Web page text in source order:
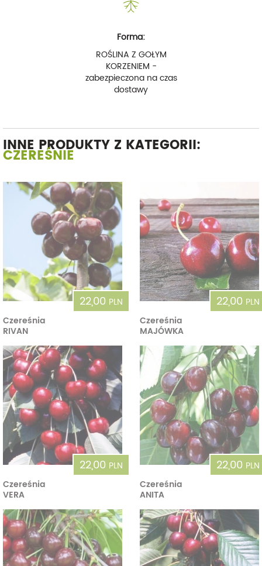
Forma:
ROŚLINA Z GOŁYM
KORZENIEM -
zabezpieczona na czas
dostawy
INNE PRODUKTY Z KATEGORII:
CZEREŚNIE
22,00 PLN
Czereśnia
RIVAN
22,00 PLN
Czereśnia
MAJÓWKA
22,00 PLN
Czereśnia
VERA
22,00 PLN
Czereśnia
ANITA